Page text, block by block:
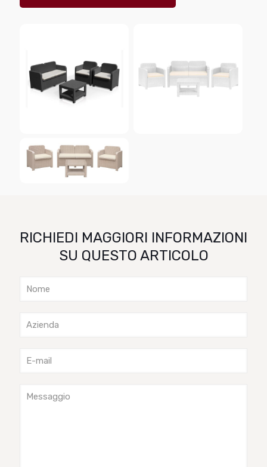
RICHIEDI MAGGIORI INFORMAZIONI
SU QUESTO ARTICOLO